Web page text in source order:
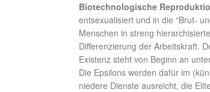
Biotechnologische
entsexualisiert und in die “Brut-
Menschen in streng
Differenzierung der Arbeitskraft.
Existenz steht von Beginn an
Die Epsilons werden dafür im
niedere Dienste ausreicht, die